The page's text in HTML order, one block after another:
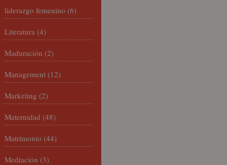
liderazgo femenino (6)
Literatura (4)
Maduración (2)
Management (12)
Marketing (2)
Maternidad (48)
Matrimonio (44)
Mediación (3)